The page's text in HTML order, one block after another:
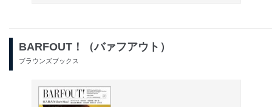
BARFOUT！（バァフアウト）
ブラウンズブックス